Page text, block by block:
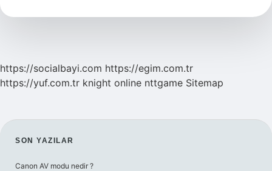
https://socialbayi.com https://egim.com.tr
https://yuf.com.tr knight online nttgame Sitemap
SIDEBAR
SON YAZILAR
Canon AV modu nedir ?